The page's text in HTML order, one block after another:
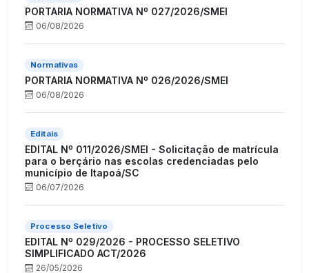
PORTARIA NORMATIVA Nº 027/2026/SMEI
06/08/2026
Normativas
PORTARIA NORMATIVA Nº 026/2026/SMEI
06/08/2026
Editais
EDITAL Nº 011/2026/SMEI - Solicitação de matrícula
para o berçário nas escolas credenciadas pelo
município de Itapoá/SC
06/07/2026
Processo Seletivo
EDITAL Nº 029/2026 - PROCESSO SELETIVO
SIMPLIFICADO ACT/2026
26/05/2026